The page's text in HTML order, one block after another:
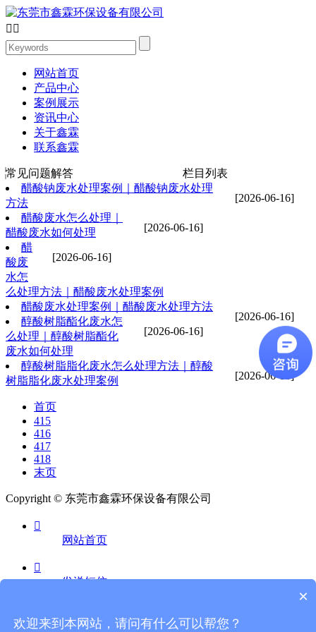
 
网站首页
产品中心
案例展示
资讯中心
关于鑫霖
联系鑫霖
常见问题解答 栏目列表
[2026-06-16]
醋酸钠废水处理案例｜醋酸钠废水处理
方法
[2026-06-16]
醋酸废水怎么处理｜
醋酸废水如何处理
[2026-06-16]
醋
酸废
水怎
么处理方法｜醋酸废水处理案例
[2026-06-16]
醋酸废水处理案例｜醋酸废水处理方法
[2026-06-16]
醇酸树脂酯化废水怎
么处理｜醇酸树脂酯化
废水如何处理
[2026-06-16]
醇酸树脂脂化废水怎么处理方法｜醇酸
树脂脂化废水处理案例
首页
415
416
417
418
末页
Copyright © 东莞市鑫霖环保设备有限公司

网站首页

发送短信
电话咨询
×
欢迎来到本网站，请问有什么可以帮您？